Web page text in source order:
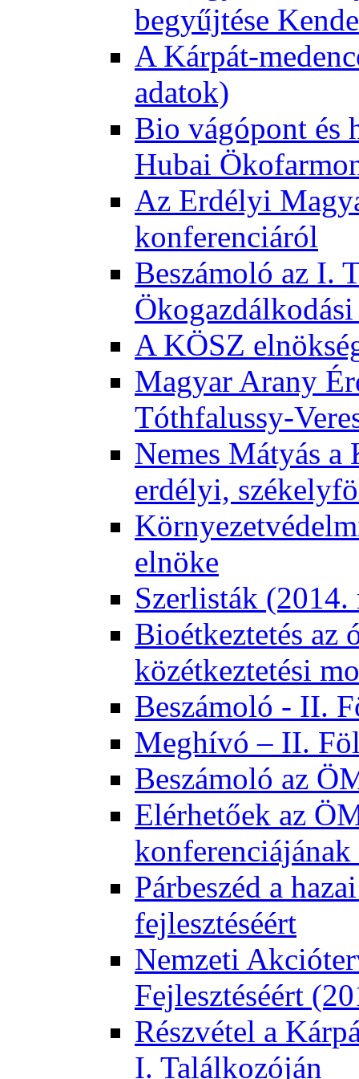
begyűjtése
A Kárpát-
adatok)
Bio vágópont és
Hubai
Az Erdélyi
konferenciáról
Beszámoló az I.
A KÖSZ
Magyar Arany
Tóthfalussy-
Nemes Mátyás a
erdélyi,
elnöke
Szerlisták (2014.
Bioétkeztetés az
közétkeztetési
Beszámoló - II.
Meghívó – II.
Beszámoló az
Elérhetőek az
konferenciájának
Párbeszéd a
fejlesztéséért
Nemzeti
Fejlesztéséért
Részvétel a
I. Találkozóján